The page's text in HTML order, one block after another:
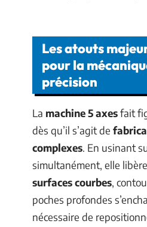
Les atouts
pour la
précision
La machine 5 axesfait
dès qu’il s’agit de
complexes. En usinant
simultanément, elle
surfaces courbes,
poches profondes
nécessaire de